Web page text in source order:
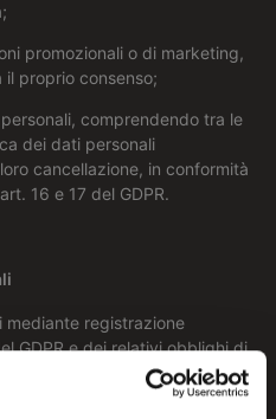
promozionali o di marketing,
proprio consenso;
comprendendo tra le
dei dati personali
cancellazione, in conformità
16 e 17 del GDPR.
mediante registrazione
GDPR e dei relativi obblighi di
improntato a principi di